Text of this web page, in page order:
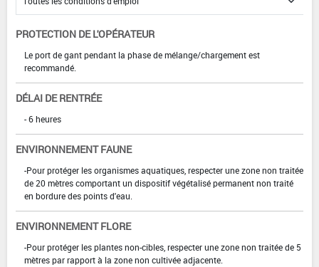
PROTECTION DE L'OPÉRATEUR
Le port de gant pendant la phase de mélange/chargement est
recommandé.
DÉLAI DE RENTRÉE
- 6 heures
ENVIRONNEMENT FAUNE
-Pour protéger les organismes aquatiques, respecter une zone non traitée
de 20 mètres comportant un dispositif végétalisé permanent non traité
en bordure des points d'eau.
ENVIRONNEMENT FLORE
-Pour protéger les plantes non-cibles, respecter une zone non traitée de 5
mètres par rapport à la zone non cultivée adjacente.